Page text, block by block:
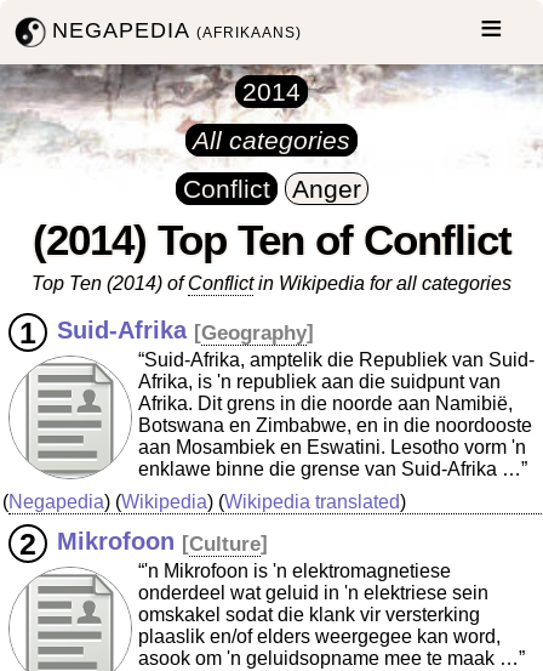
NEGAPEDIA(AFRIKAANS)
2014
All categories
Conflict
Anger
(2014) Top Ten of Conflict
Top Ten (2014) ofConflictin Wikipedia for all categories
Suid-Afrika [Geography]
“Suid-Afrika, amptelik die Republiek van Suid-
Afrika, is 'n republiek aan die suidpunt van
Afrika. Dit grens in die noorde aan Namibië,
Botswana en Zimbabwe, en in die noordooste
aan Mosambiek en Eswatini. Lesotho vorm 'n
enklawe binne die grense van Suid-Afrika …”
(Negapedia) (Wikipedia) (Wikipedia translated)
Mikrofoon [Culture]
“'n Mikrofoon is 'n elektromagnetiese
onderdeel wat geluid in 'n elektriese sein
omskakel sodat die klank vir versterking
plaaslik en/of elders weergegee kan word,
asook om 'n geluidsopname mee te maak …”